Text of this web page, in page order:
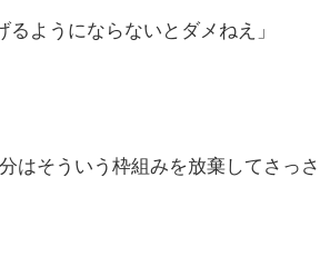
ようにならないとダメねえ」
はそういう枠組みを放棄してさっ